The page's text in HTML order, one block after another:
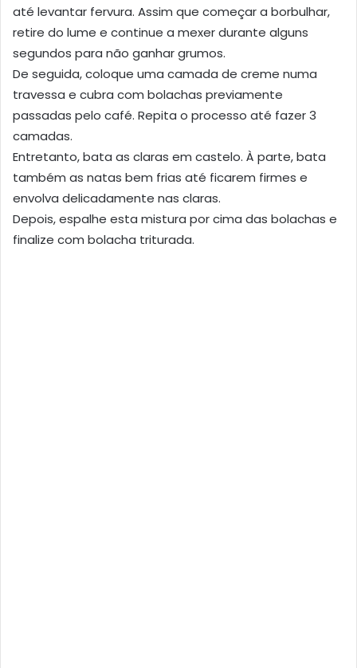
até levantar fervura. Assim que começar a borbulhar,
retire do lume e continue a mexer durante alguns
segundos para não ganhar grumos.
De seguida, coloque uma camada de creme numa
travessa e cubra com bolachas previamente
passadas pelo café. Repita o processo até fazer 3
camadas.
Entretanto, bata as claras em castelo. À parte, bata
também as natas bem frias até ficarem firmes e
envolva delicadamente nas claras.
Depois, espalhe esta mistura por cima das bolachas e
finalize com bolacha triturada.